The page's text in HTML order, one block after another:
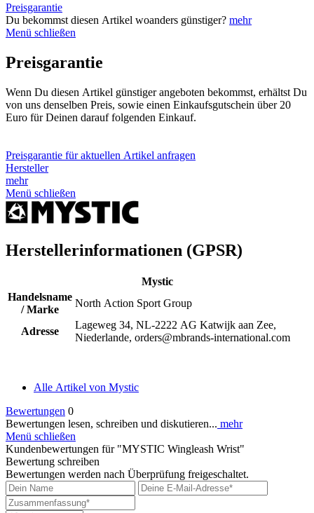
Preisgarantie
Du bekommst diesen Artikel woanders günstiger? mehr
Menü schließen
Preisgarantie
Wenn Du diesen Artikel günstiger angeboten bekommst, erhältst Du
von uns denselben Preis, sowie einen Einkaufsgutschein über 20
Euro für Deinen darauf folgenden Einkauf.
Preisgarantie für aktuellen Artikel anfragen
Hersteller
mehr
Menü schließen
Herstellerinformationen (GPSR)
Mystic
Handelsname
/ Marke
North Action Sport Group
Adresse
Lageweg 34, NL-2222 AG Katwijk aan Zee,
Niederlande, orders@mbrands-international.com
Alle Artikel von Mystic
Bewertungen 0
Bewertungen lesen, schreiben und diskutieren... mehr
Menü schließen
Kundenbewertungen für "MYSTIC Wingleash Wrist"
Bewertung schreiben
Bewertungen werden nach Überprüfung freigeschaltet.